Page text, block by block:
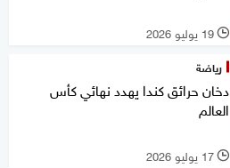
l 19 يوليو 2026
رياضة
دخان حرائق كندا يهدد نهائي كأس
العالم
l 17 يوليو 2026